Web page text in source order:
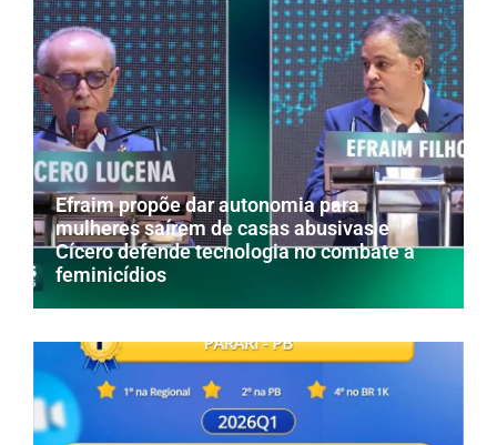
Efraim propõe dar autonomia para
mulheres saírem de casas abusivas e
Cícero defende tecnologia no combate a
feminicídios